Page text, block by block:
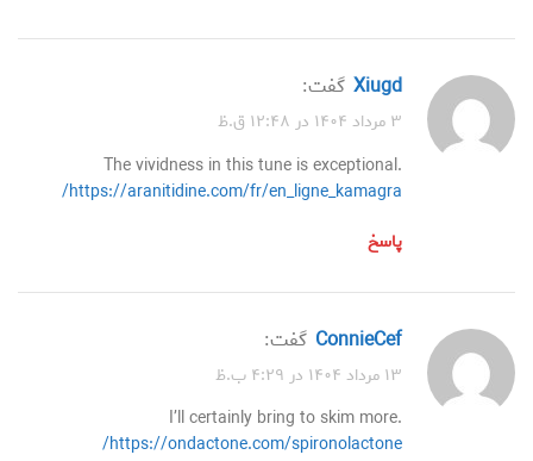
xiugd گفت:
۳ مرداد ۱۴۰۴ در ۱۲:۴۸ ق.ظ
The vividness in this tune is exceptional.
https://aranitidine.com/fr/en_ligne_kamagra/
پاسخ
ConnieCef گفت:
۱۳ مرداد ۱۴۰۴ در ۴:۲۹ ب.ظ
I’ll certainly bring to skim more.
https://ondactone.com/spironolactone/